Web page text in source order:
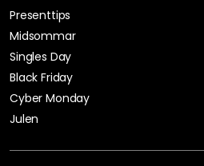
Presenttips
Midsommar
Singles Day
Black Friday
Cyber Monday
Julen